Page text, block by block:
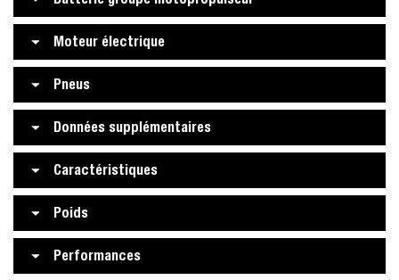
Moteur électrique
Pneus
Données supplémentaires
Caractéristiques
Poids
Performances